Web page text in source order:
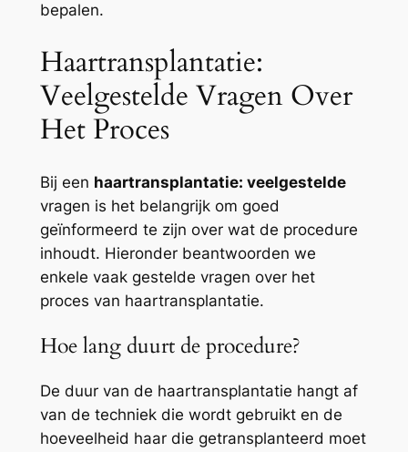
bepalen.
Haartransplantatie:
Veelgestelde Vragen Over
Het Proces
Bij een haartransplantatie: veelgestelde
vragen is het belangrijk om goed
geïnformeerd te zijn over wat de procedure
inhoudt. Hieronder beantwoorden we
enkele vaak gestelde vragen over het
proces van haartransplantatie.
Hoe lang duurt de procedure?
De duur van de haartransplantatie hangt af
van de techniek die wordt gebruikt en de
hoeveelheid haar die getransplanteerd moet